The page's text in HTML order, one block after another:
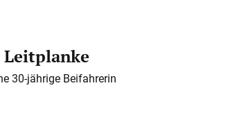
Leitplanke
30-jährige Beifahrerin